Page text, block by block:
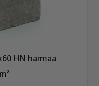
HN harmaa